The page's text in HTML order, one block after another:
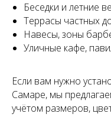
Беседки и летние
Террасы частных
Навесы, зоны
Уличные кафе,
Если вам нужно
Самаре, мы
учётом размеров,